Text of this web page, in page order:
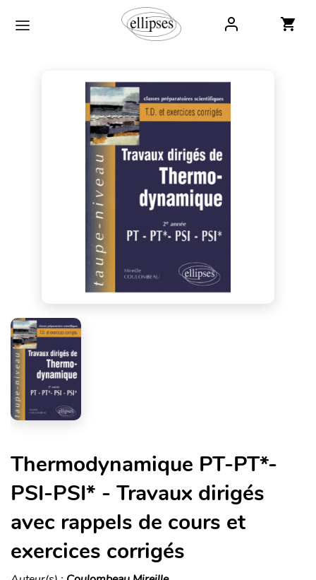
Thermodynamique PT-PT*-
PSI-PSI* - Travaux dirigés
avec rappels de cours et
exercices corrigés